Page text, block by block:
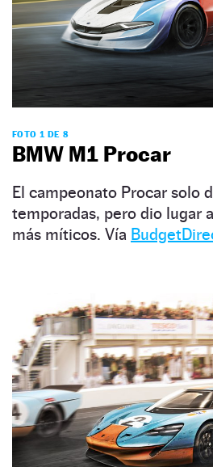
FOTO 1 DE 8
BMW M1 Procar
El campeonato Procar solo
temporadas, pero dio lugar
más míticos. Vía